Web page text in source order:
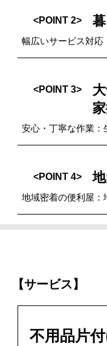
<POINT 2>
幅広いサービス対応
<POINT 3>
安心・丁寧な作業：
<POINT 4>
地域密着の便利屋：
【サービス】
不用品片